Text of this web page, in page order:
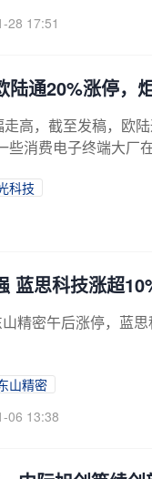
28 17:51
陆通20%涨停，
高，截至发稿，欧
些消费电子终端大厂
科技
蓝思科技涨超
精密午后涨停，蓝
山精密
06 13:38